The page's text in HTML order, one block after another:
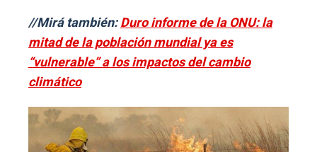
//Mirá también:Duro informe de la ONU: la
mitad de la población mundial ya es
“vulnerable” a los impactos del cambio
climático